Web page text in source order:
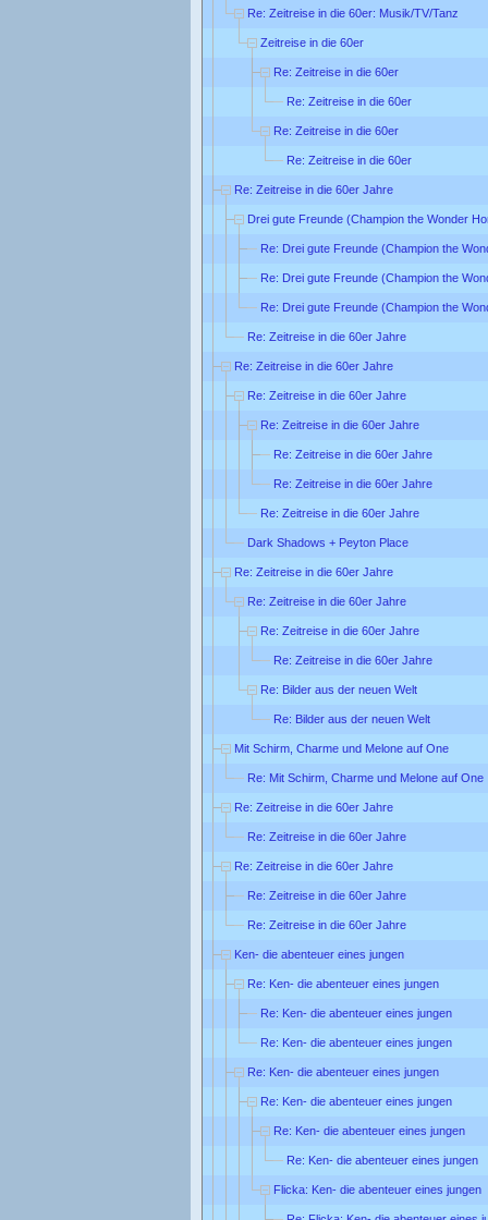
Re: Zeitreise in die 60er: Musik/TV/Tanz
Zeitreise in die 60er
Re: Zeitreise in die 60er
Re: Zeitreise in die 60er
Re: Zeitreise in die 60er
Re: Zeitreise in die 60er
Re: Zeitreise in die 60er Jahre
Drei gute Freunde (Champion the Wonder
Re: Drei gute Freunde (Champion the
Re: Drei gute Freunde (Champion the
Re: Drei gute Freunde (Champion the
Re: Zeitreise in die 60er Jahre
Re: Zeitreise in die 60er Jahre
Re: Zeitreise in die 60er Jahre
Re: Zeitreise in die 60er Jahre
Re: Zeitreise in die 60er Jahre
Re: Zeitreise in die 60er Jahre
Re: Zeitreise in die 60er Jahre
Dark Shadows + Peyton Place
Re: Zeitreise in die 60er Jahre
Re: Zeitreise in die 60er Jahre
Re: Zeitreise in die 60er Jahre
Re: Zeitreise in die 60er Jahre
Re: Bilder aus der neuen Welt
Re: Bilder aus der neuen Welt
Mit Schirm, Charme und Melone auf One
Re: Mit Schirm, Charme und Melone auf One
Re: Zeitreise in die 60er Jahre
Re: Zeitreise in die 60er Jahre
Re: Zeitreise in die 60er Jahre
Re: Zeitreise in die 60er Jahre
Re: Zeitreise in die 60er Jahre
Ken- die abenteuer eines jungen
Re: Ken- die abenteuer eines jungen
Re: Ken- die abenteuer eines jungen
Re: Ken- die abenteuer eines jungen
Re: Ken- die abenteuer eines jungen
Re: Ken- die abenteuer eines jungen
Re: Ken- die abenteuer eines jungen
Re: Ken- die abenteuer eines jungen
Flicka: Ken- die abenteuer eines jungen